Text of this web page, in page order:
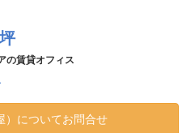
の賃貸オフィス
）についてお問合せ